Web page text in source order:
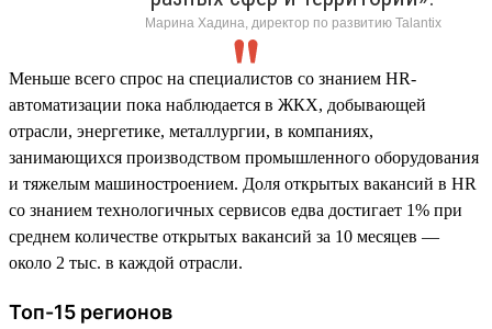
Марина Хадина, директор по развитию Talantix
Меньше всего спрос на специалистов со знанием HR-
автоматизации пока наблюдается в ЖКХ, добывающей
отрасли, энергетике, металлургии, в компаниях,
занимающихся производством промышленного оборудования
и тяжелым машиностроением. Доля открытых вакансий в HR
со знанием технологичных сервисов едва достигает 1% при
среднем количестве открытых вакансий за 10 месяцев —
около 2 тыс. в каждой отрасли.
Топ-15 регионов